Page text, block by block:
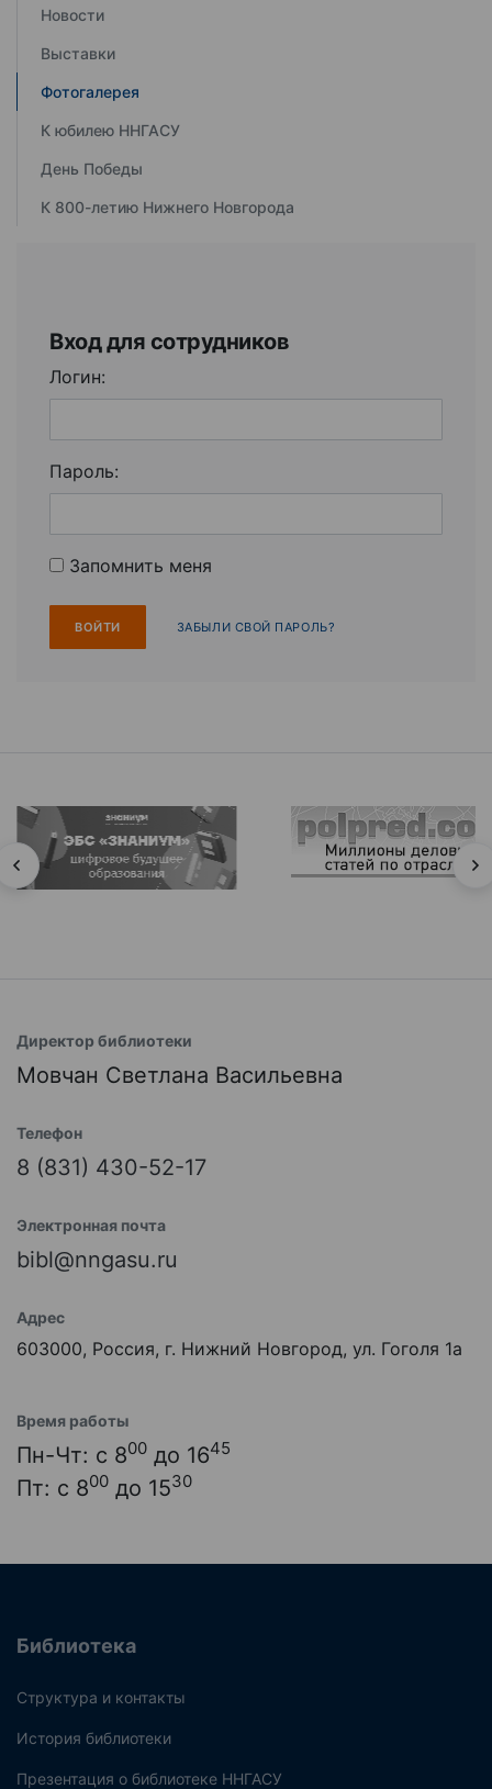
Новости
Выставки
Фотогалерея
К юбилею ННГАСУ
День Победы
К 800-летию Нижнего Новгорода
Вход для сотрудников
Логин:
Пароль:
Запомнить меня
ЗАБЫЛИ СВОЙ ПАРОЛЬ?
Директор библиотеки
Мовчан Светлана Васильевна
Телефон
8 (831) 430-52-17
Электронная почта
bibl@nngasu.ru
Адрес
603000, Россия, г. Нижний Новгород, ул. Гоголя 1а
Время работы
Пн-Чт: с 800 до 1645
Пт: с 800 до 1530
Библиотека
Структура и контакты
История библиотеки
Презентация о библиотеке ННГАСУ